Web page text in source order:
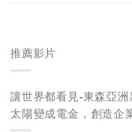
推薦影片
讓世界都看見-東森亞
太陽變成電金，創造企